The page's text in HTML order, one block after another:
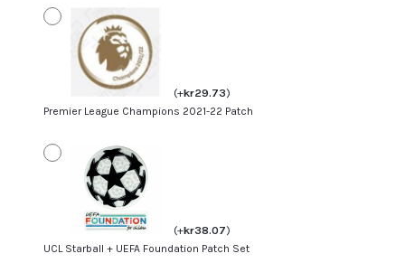
byxor)
mängd
(+kr29.73)
Premier League Champions 2021-22 Patch
(+kr38.07)
UCL Starball + UEFA Foundation Patch Set